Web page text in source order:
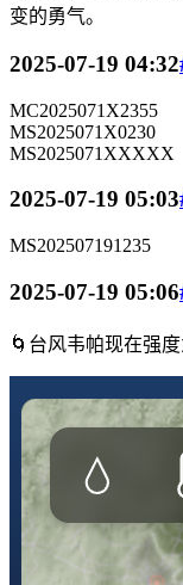
变的勇气。
2025-07-19 04:32
MC2025071X2355
MS2025071X0230
MS2025071XXXXX
2025-07-19 05:03
MS202507191235
2025-07-19 05:06
🌀台风韦帕现在强度